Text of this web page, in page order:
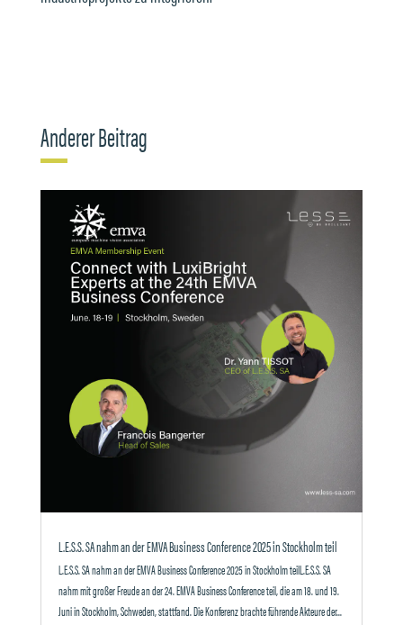
Anderer Beitrag
L.E.S.S. SA nahm an der EMVA Business Conference 2025 in Stockholm teil
L.E.S.S. SA nahm an der EMVA Business Conference 2025 in Stockholm teilL.E.S.S. SA
nahm mit großer Freude an der 24. EMVA Business Conference teil, die am 18. und 19.
Juni in Stockholm, Schweden, stattfand. Die Konferenz brachte führende Akteure der...